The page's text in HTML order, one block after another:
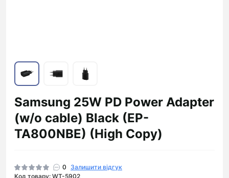
Samsung 25W PD Power Adapter
(w/o cable) Black (EP-
TA800NBE) (High Copy)
0
Залишити відгук
Код товару: WT-5902